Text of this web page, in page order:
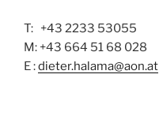
T: +43 2233 53055
M: +43 664 51 68 028
E :dieter.halama@aon.at